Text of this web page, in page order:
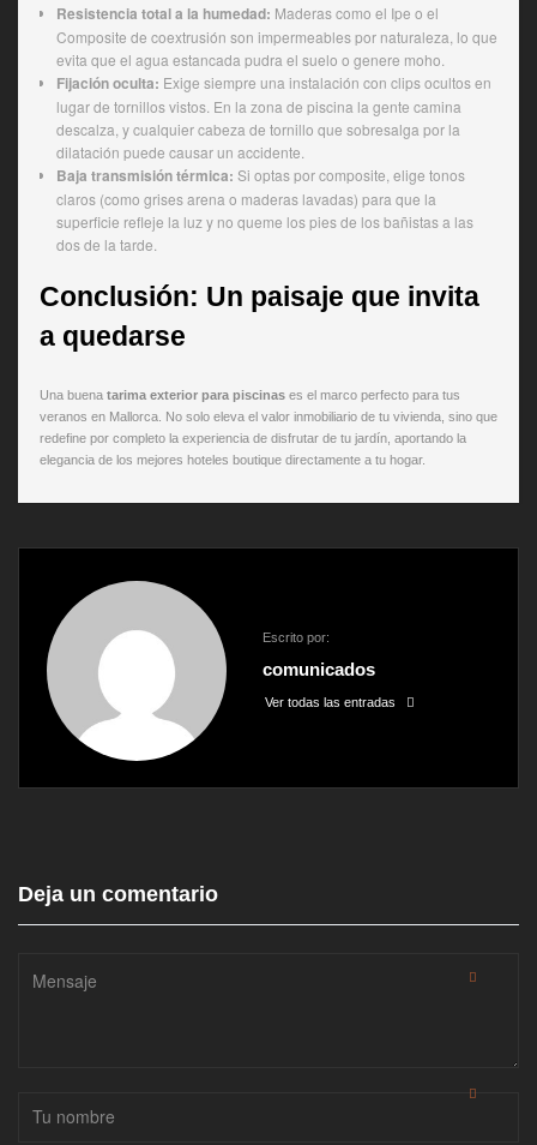
Resistencia total a la humedad: Maderas como el Ipe o el
Composite de coextrusión son impermeables por naturaleza, lo que
evita que el agua estancada pudra el suelo o genere moho.
Fijación oculta: Exige siempre una instalación con clips ocultos en
lugar de tornillos vistos. En la zona de piscina la gente camina
descalza, y cualquier cabeza de tornillo que sobresalga por la
dilatación puede causar un accidente.
Baja transmisión térmica: Si optas por composite, elige tonos
claros (como grises arena o maderas lavadas) para que la
superficie refleje la luz y no queme los pies de los bañistas a las
dos de la tarde.
Conclusión: Un paisaje que invita
a quedarse
Una buena tarima exterior para piscinas es el marco perfecto para tus
veranos en Mallorca. No solo eleva el valor inmobiliario de tu vivienda, sino que
redefine por completo la experiencia de disfrutar de tu jardín, aportando la
elegancia de los mejores hoteles boutique directamente a tu hogar.
Escrito por:
comunicados
Ver todas las entradas
Deja un comentario